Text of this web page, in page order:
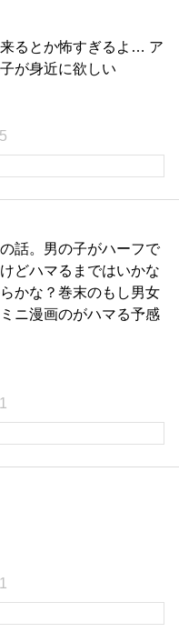
るとか怖すぎるよ… ア
が身近に欲しい
話。男の子がハーフで
どハマるまではいかな
かな？巻末のもし男女
ニ漫画のがハマる予感